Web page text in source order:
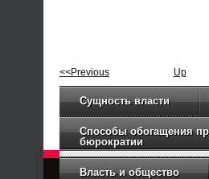
<<Previous Up
Сущность власти
Способы обогащения
бюрократии
Власть и общество
Right-Dexter-ПРАВЫЙ ФРОНТ. Основан в